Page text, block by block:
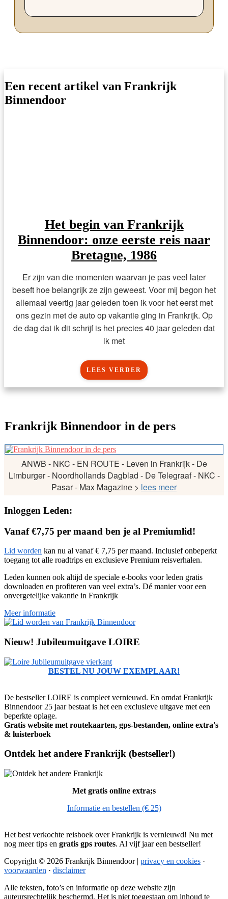
Een recent artikel van Frankrijk
Binnendoor
Het begin van Frankrijk
Binnendoor: onze eerste reis naar
Bretagne, 1986
Er zijn van die momenten waarvan je pas veel later
beseft hoe belangrijk ze zijn geweest. Voor mij begon het
allemaal veertig jaar geleden toen ik voor het eerst met
ons gezin met de auto op vakantie ging in Frankrijk. Op
de dag dat ik dit schrijf is het precies 40 jaar geleden dat
ik met
LEES VERDER
Frankrijk Binnendoor in de pers
ANWB - NKC - EN ROUTE - Leven in Frankrijk - De
Limburger - Noordhollands Dagblad - De Telegraaf - NKC -
Pasar - Max Magazine > lees meer
Footer
Inloggen Leden:
Vanaf €7,75 per maand ben je al Premiumlid!
Lid worden kan nu al vanaf € 7,75 per maand. Inclusief onbeperkt
toegang tot alle roadtrips en exclusieve Premium reisverhalen.
Leden kunnen ook altijd de speciale e-books voor leden gratis
downloaden en profiteren van veel extra’s. Dé manier voor een
onvergetelijke vakantie in Frankrijk
Meer informatie
Nieuw! Jubileumuitgave LOIRE
BESTEL NU JOUW EXEMPLAAR!
De bestseller LOIRE is compleet vernieuwd. En omdat Frankrijk
Binnendoor 25 jaar bestaat is het een exclusieve uitgave met een
beperkte oplage.
Gratis website met routekaarten, gps-bestanden, online extra's
& luisterboek
Ontdek het andere Frankrijk (bestseller!)
Met gratis online extra;s
Informatie en bestellen (€ 25)
Het best verkochte reisboek over Frankrijk is vernieuwd! Nu met
nog meer tips en gratis gps routes. Al vijf jaar een bestseller!
Copyright © 2026 Frankrijk Binnendoor | privacy en cookies ·
voorwaarden · disclaimer
Alle teksten, foto’s en informatie op deze website zijn
auteursrechtelijk beschermd. Het is niet toegestaan om inhoud te